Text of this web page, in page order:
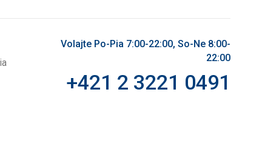
Volajte Po-Pia 7:00-22:00, So-Ne 8:00-
22:00
+421 2 3221 0491